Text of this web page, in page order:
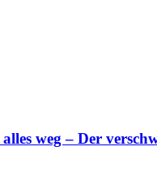
weg – Der